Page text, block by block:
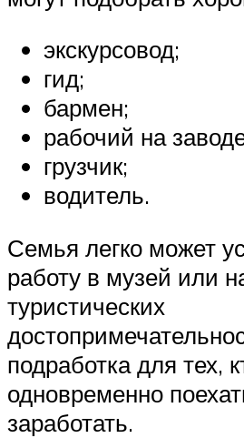
экскурсовод;
гид;
бармен;
рабочий на
грузчик;
водитель.
Семья легко может
работу в музей или
туристических
подработка для тех,
одновременно
заработать.